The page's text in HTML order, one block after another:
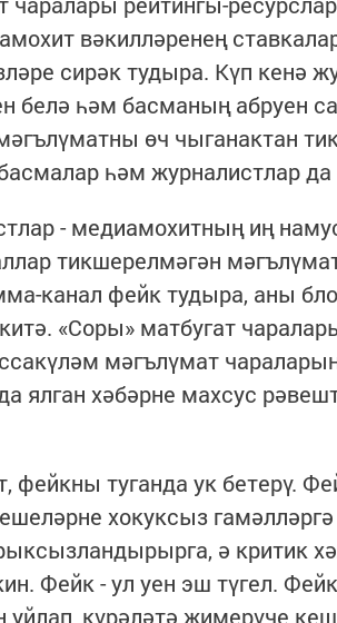
вәкилләренең
сирәк тудыра. Күп кенә
белә һәм басманың абруен
өч чыганактан
һәм журналистлар да
- медиамохитның иң
тикшерелмәгән
канал фейк тудыра, аны
«Соры» матбугат
мәгълүмат
ялган хәбәрне махсус
фейкны туганда ук бетерү.
хокуксыз гамәлләргә
ә критик
Фейк - ул уен эш түгел.
күрәләтә җимерүче